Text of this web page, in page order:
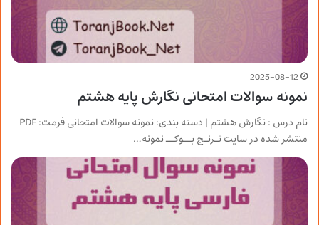
2025-08-12
نمونه سوالات امتحانی نگارش پایه هشتم
منتشر شده در سایت تـرنـج بــوکــ نمونه…